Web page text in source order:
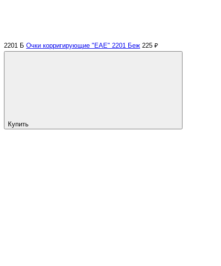
2201 Б Очки корригирующие "EAE" 2201 Беж 225 ₽
Купить